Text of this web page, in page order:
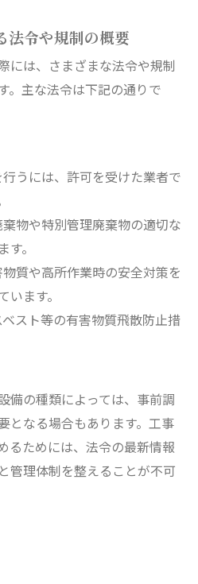
法令や規制の概要
には、さまざまな法令や規制
。主な法令は下記の通りで
うには、許可を受けた業者で
物や特別管理廃棄物の適切な
。
質や高所作業時の安全対策を
ます。
スト等の有害物質飛散防止措
備の種類によっては、事前調
となる場合もあります。工事
るためには、法令の最新情報
管理体制を整えることが不可